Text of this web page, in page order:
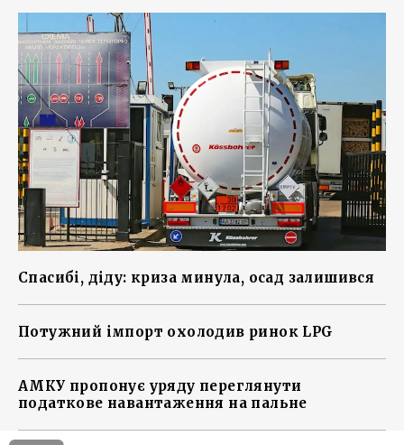
Спасибі, діду: криза минула, осад залишився
Потужний імпорт охолодив ринок LPG
АМКУ пропонує уряду переглянути
податкове навантаження на пальне